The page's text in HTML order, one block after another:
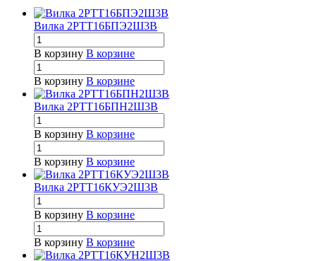
Вилка 2РТТ16БПЭ2Ш3В
В корзину В корзине
В корзину В корзине
Вилка 2РТТ16БПН2Ш3В
В корзину В корзине
В корзину В корзине
Вилка 2РТТ16КУЭ2Ш3В
В корзину В корзине
В корзину В корзине